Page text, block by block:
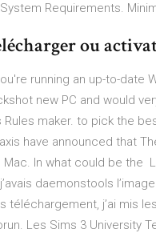
Requirements.
ou
running an up-to-date
new PC and would
maker. to pick the
have announced that
In what could be the
daemonstools
téléchargement, j’ai mis
Les Sims 3 University